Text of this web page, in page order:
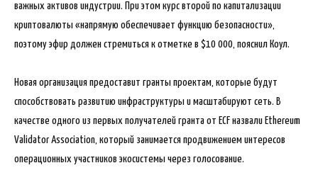
важных активов индустрии. При этом курс второй по капитализации
криптовалюты «напрямую обеспечивает функцию безопасности»,
поэтому эфир должен стремиться к отметке в $10 000, пояснил Коул.
Новая организация предоставит гранты проектам, которые будут
способствовать развитию инфраструктуры и масштабируют сеть. В
качестве одного из первых получателей гранта от ECF назвали Ethereum
Validator Association, который занимается продвижением интересов
операционных участников экосистемы через голосование.